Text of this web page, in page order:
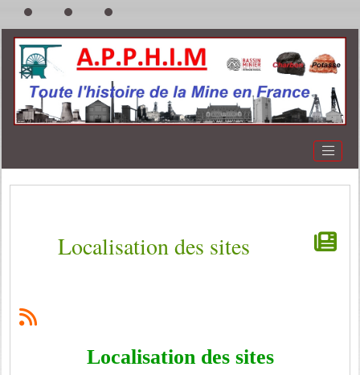
Localisation des sites
Localisation des sites